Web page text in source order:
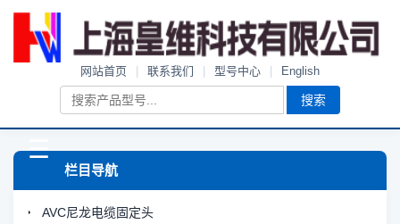
网站首页 联系我们 型号中心 English
搜索
☰
栏目导航
AVC尼龙电缆固定头